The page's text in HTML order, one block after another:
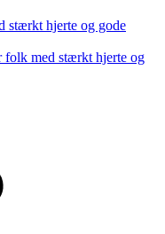
stærkt hjerte og gode
folk med stærkt hjerte og